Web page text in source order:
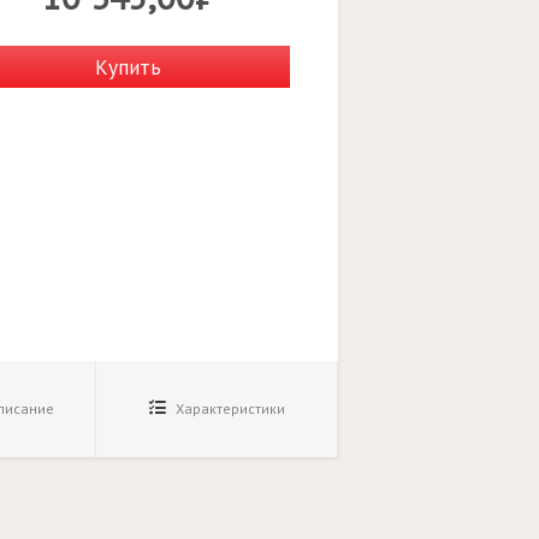
Купить
Характеристики